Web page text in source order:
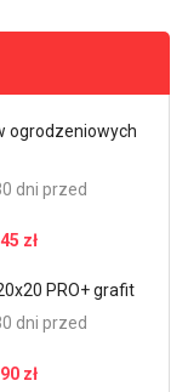
ogrodzeniowych
dni przed
zł
PRO+ grafit
dni przed
zł